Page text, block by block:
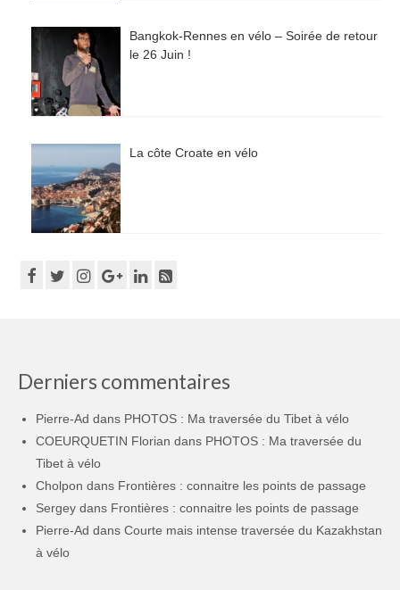
Bangkok-Rennes en vélo – Soirée de retour
le 26 Juin !
La côte Croate en vélo
Derniers commentaires
Pierre-Ad dans PHOTOS : Ma traversée du Tibet à vélo
COEURQUETIN Florian dans PHOTOS : Ma traversée du
Tibet à vélo
Cholpon dans Frontières : connaitre les points de passage
Sergey dans Frontières : connaitre les points de passage
Pierre-Ad dans Courte mais intense traversée du Kazakhstan
à vélo